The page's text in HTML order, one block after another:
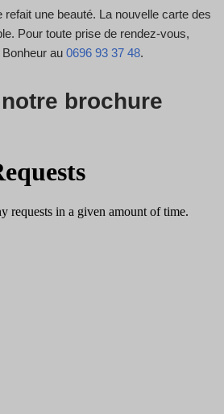
une beauté. La nouvelle carte des
Pour toute prise de rendez-vous,
au 0696 93 37 48.
brochure